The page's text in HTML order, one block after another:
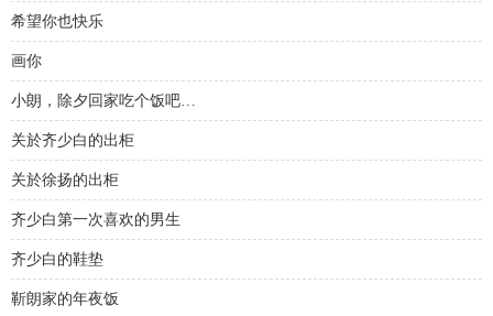
希望你也快乐
画你
小朗，除夕回家吃个饭吧…
关於齐少白的出柜
关於徐扬的出柜
齐少白第一次喜欢的男生
齐少白的鞋垫
靳朗家的年夜饭